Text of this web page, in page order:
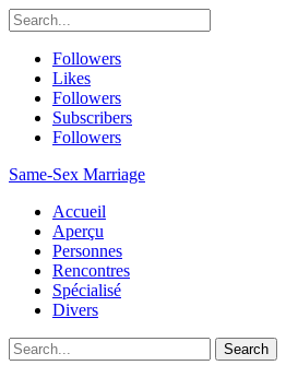
Followers
Likes
Followers
Subscribers
Followers
Same-Sex Marriage
Accueil
Aperçu
Personnes
Rencontres
Spécialisé
Divers